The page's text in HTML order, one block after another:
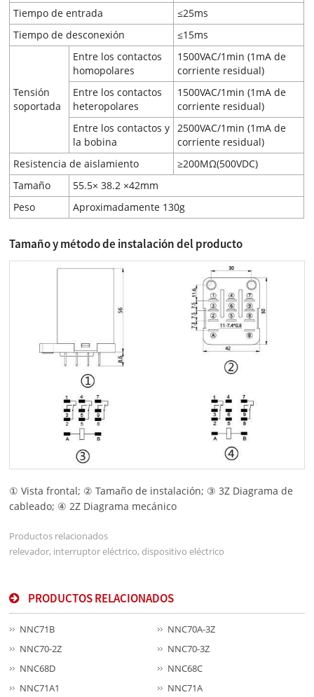
Tiempo de entrada
≤25ms
Tiempo de desconexión
≤15ms
Tensión
soportada
Entre los contactos
homopolares
1500VAC/1min (1mA de
corriente residual)
Entre los contactos
heteropolares
1500VAC/1min (1mA de
corriente residual)
Entre los contactos y
la bobina
2500VAC/1min (1mA de
corriente residual)
Resistencia de aislamiento
≥200MΩ(500VDC)
Tamaño
55.5× 38.2 ×42mm
Peso
Aproximadamente 130g
Tamaño y método de instalación del producto
① Vista frontal; ② Tamaño de instalación; ③ 3Z Diagrama de
cableado; ④ 2Z Diagrama mecánico
Productos relacionados
relevador, interruptor eléctrico, dispositivo eléctrico
PRODUCTOS RELACIONADOS
NNC71B
NNC70A-3Z
NNC70-2Z
NNC70-3Z
NNC68D
NNC68C
NNC71A1
NNC71A